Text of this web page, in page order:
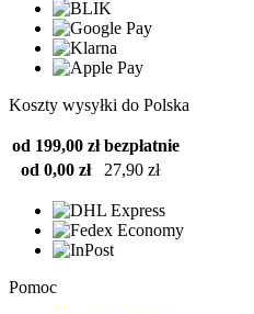
Koszty wysyłki do Polska
od 199,00 zł bezpłatnie
od 0,00 zł
27,90 zł
Pomoc